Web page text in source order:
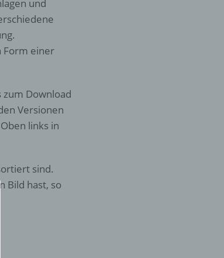
und
Form einer
zum Download
Versionen
links in
sind.
Bild hast, so